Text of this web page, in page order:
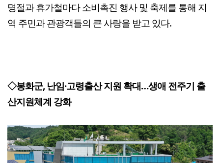
명절과 휴가철마다 소비촉진 행사 및 축제를 통해 지
역 주민과 관광객들의 큰 사랑을 받고 있다.
◇봉화군, 난임·고령출산 지원 확대…생애 전주기 출
산지원체계 강화